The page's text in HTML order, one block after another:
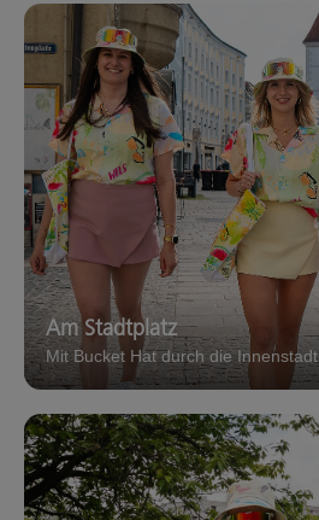
Am Stadtplatz
Mit Bucket Hat durch die Innenstadt